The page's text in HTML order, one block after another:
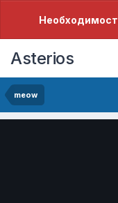
Asterios
meow